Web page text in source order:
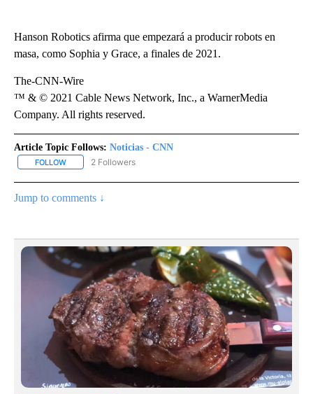
Hanson Robotics afirma que empezará a producir robots en
masa, como Sophia y Grace, a finales de 2021.
The-CNN-Wire
™ & © 2021 Cable News Network, Inc., a WarnerMedia
Company. All rights reserved.
Article Topic Follows: Noticias - CNN
FOLLOW FOLLOW "NOTICIAS - CNN" TO RECEIVE NOTIFICATIONS ABOUT
2 Followers
Jump to comments ↓